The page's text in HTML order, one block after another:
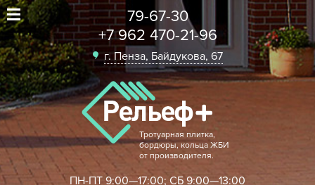
79-67-30
+7 962 470-21-96
г. Пенза, Байдукова, 67
Тротуарная плитка,
бордюры, кольца ЖБИ
от производителя.
ПН-ПТ 9:00—17:00; СБ 9:00—13:00